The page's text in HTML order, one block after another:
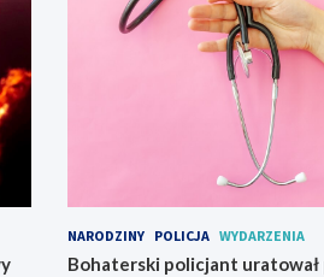
NARODZINY POLICJA WYDARZENIA
Bohaterski policjant uratował